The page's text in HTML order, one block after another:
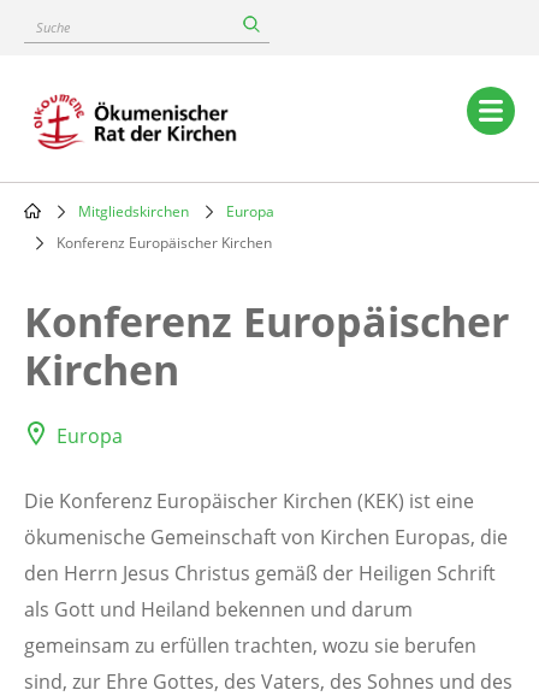
content
Suche
Main
navigation
Breadcrumb
Mitgliedskirchen
Europa
Konferenz Europäischer Kirchen
Konferenz Europäischer
Kirchen
Europa
Die Konferenz Europäischer Kirchen (KEK) ist eine
ökumenische Gemeinschaft von Kirchen Europas, die
den Herrn Jesus Christus gemäß der Heiligen Schrift
als Gott und Heiland bekennen und darum
gemeinsam zu erfüllen trachten, wozu sie berufen
sind, zur Ehre Gottes, des Vaters, des Sohnes und des